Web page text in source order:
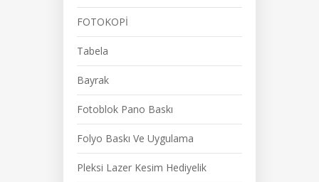
FOTOKOPİ
Tabela
Bayrak
Fotoblok Pano Baskı
Folyo Baskı Ve Uygulama
Pleksi Lazer Kesim Hediyelik